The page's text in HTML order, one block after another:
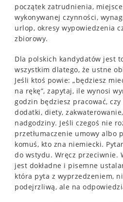
początek zatrudnienia,
wykonywanej czynności,
urlop, okresy wypowiedzenia
zbiorowy.
Dla polskich kandydatów jest
wszystkim dlatego, że ustne
Jeśli ktoś powie: „będziesz
na rękę”, zapytaj, ile wynosi
godzin będziesz pracować,
dodatki, diety,
nadgodziny. Jeśli czegoś nie
przetłumaczenie umowy albo
komuś, kto zna niemiecki.
do wstydu. Wręcz przeciwnie.
jest dokładne i pisemne
która pyta z wyprzedzeniem,
podejrzliwą, ale na